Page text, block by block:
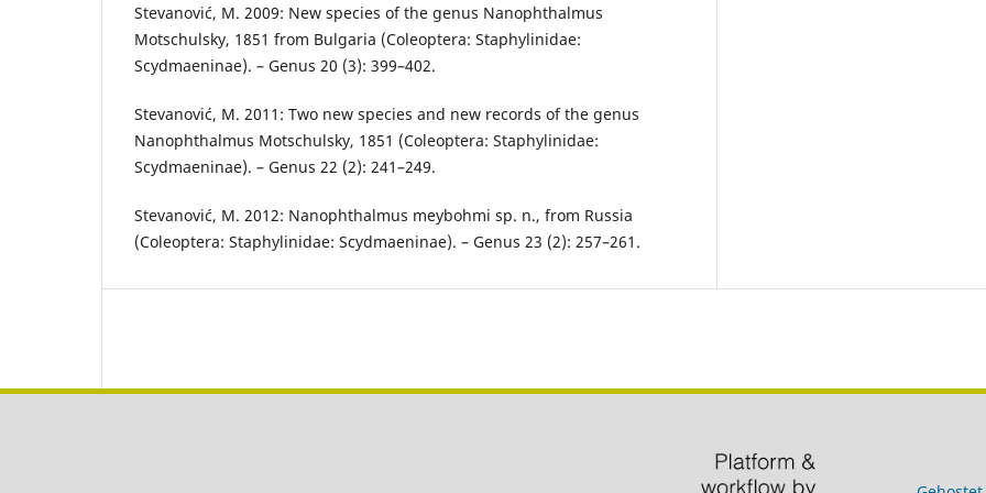
Stevanović, M. 2009: New species of the genus Nanophthalmus
Motschulsky, 1851 from Bulgaria (Coleoptera: Staphylinidae:
Scydmaeninae). – Genus 20 (3): 399–402.
Stevanović, M. 2011: Two new species and new records of the genus
Nanophthalmus Motschulsky, 1851 (Coleoptera: Staphylinidae:
Scydmaeninae). – Genus 22 (2): 241–249.
Stevanović, M. 2012: Nanophthalmus meybohmi sp. n., from Russia
(Coleoptera: Staphylinidae: Scydmaeninae). – Genus 23 (2): 257–261.